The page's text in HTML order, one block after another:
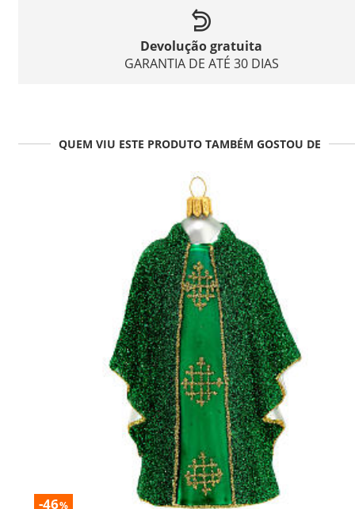
Devolução gratuita
GARANTIA DE ATÉ 30 DIAS
QUEM VIU ESTE PRODUTO TAMBÉM GOSTOU DE
-46%